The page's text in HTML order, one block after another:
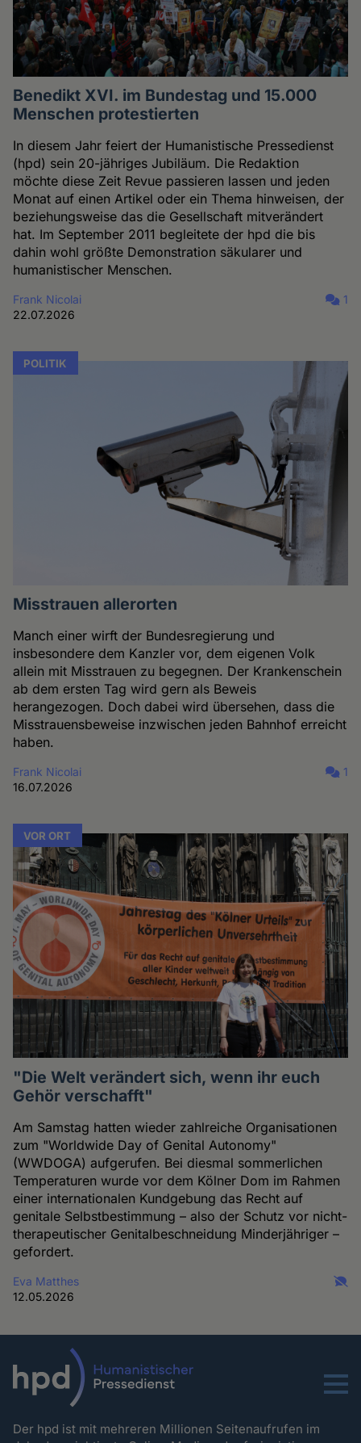
Benedikt XVI. im Bundestag und 15.000
Menschen protestierten
In diesem Jahr feiert der Humanistische Pressedienst
(hpd) sein 20-jähriges Jubiläum. Die Redaktion
möchte diese Zeit Revue passieren lassen und jeden
Monat auf einen Artikel oder ein Thema hinweisen, der
beziehungsweise das die Gesellschaft mitverändert
hat. Im September 2011 begleitete der hpd die bis
dahin wohl größte Demonstration säkularer und
humanistischer Menschen.
Frank Nicolai
22.07.2026
1
POLITIK
Misstrauen allerorten
Manch einer wirft der Bundesregierung und
insbesondere dem Kanzler vor, dem eigenen Volk
allein mit Misstrauen zu begegnen. Der Krankenschein
ab dem ersten Tag wird gern als Beweis
herangezogen. Doch dabei wird übersehen, dass die
Misstrauensbeweise inzwischen jeden Bahnhof erreicht
haben.
Frank Nicolai
16.07.2026
1
VOR ORT
"Die Welt verändert sich, wenn ihr euch
Gehör verschafft"
Am Samstag hatten wieder zahlreiche Organisationen
zum "Worldwide Day of Genital Autonomy"
(WWDOGA) aufgerufen. Bei diesmal sommerlichen
Temperaturen wurde vor dem Kölner Dom im Rahmen
einer internationalen Kundgebung das Recht auf
genitale Selbstbestimmung – also der Schutz vor nicht-
therapeutischer Genitalbeschneidung Minderjähriger –
gefordert.
Eva Matthes
12.05.2026
Menu
Der hpd ist mit mehreren Millionen Seitenaufrufen im